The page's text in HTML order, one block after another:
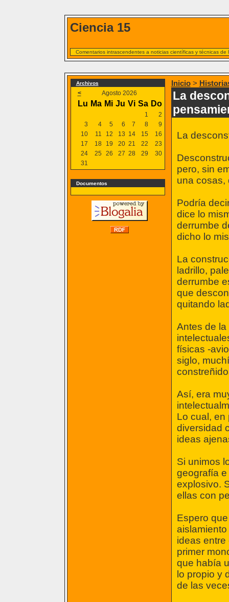
Ciencia 15
Comentarios intrascendentes a noticias científicas y técnicas de
Archivos
< Agosto 2026
Lu Ma Mi Ju Vi Sa Do
1
2
3
4 5 6 7 8
9
10
11 12 13 14 15
16
17
18 19 20 21 22
23
24
25 26 27 28 29
30
31
Documentos
Inicio>
La
La
pero, sin
una cosas,
Podría
dice lo
derrumbe
dicho lo
La
ladrillo,
derrumbe
que
quitando
Antes de
físicas -
siglo,
Así, era
Lo cual, en
diversidad
ideas
Si unimos
geografía
explosivo.
ellas con
Espero
ideas
primer
que había
lo propio y
de las